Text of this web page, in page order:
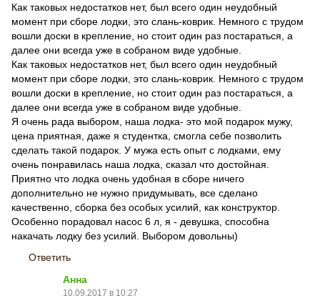
Как таковых недостатков нет, был всего один неудобный
момент при сборе лодки, это слань-коврик. Немного с трудом
вошли доски в крепление, но стоит один раз постараться, а
далее они всегда уже в собраном виде удобные.
Как таковых недостатков нет, был всего один неудобный
момент при сборе лодки, это слань-коврик. Немного с трудом
вошли доски в крепление, но стоит один раз постараться, а
далее они всегда уже в собраном виде удобные.
Я очень рада выбором, наша лодка- это мой подарок мужу,
цена приятная, даже я студентка, смогла себе позволить
сделать такой подарок. У мужа есть опыт с лодками, ему
очень понравилась наша лодка, сказал что достойная.
Приятно что лодка очень удобная в сборе ничего
дополнительно не нужно придумывать, все сделано
качественно, сборка без особых усилий, как конструктор.
Особенно порадовал насос 6 л, я - девушка, способна
накачать лодку без усилий. Выбором довольны)
Ответить
Анна
10.09.2017 в 10:27